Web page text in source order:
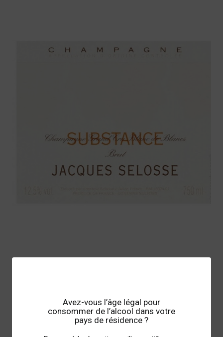
Avez-vous l’âge légal pour
consommer de l’alcool dans votre
pays de résidence ?